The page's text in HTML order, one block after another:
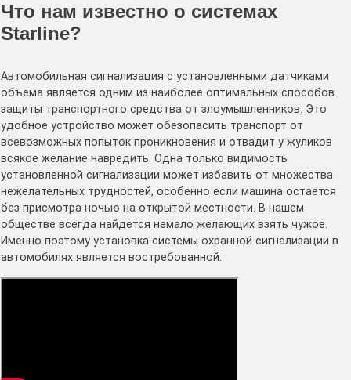
Что нам известно о системах
Starline?
Автомобильная сигнализация с установленными датчиками
объема является одним из наиболее оптимальных способов
защиты транспортного средства от злоумышленников. Это
удобное устройство может обезопасить транспорт от
всевозможных попыток проникновения и отвадит у жуликов
всякое желание навредить. Одна только видимость
установленной сигнализации может избавить от множества
нежелательных трудностей, особенно если машина остается
без присмотра ночью на открытой местности. В нашем
обществе всегда найдется немало желающих взять чужое.
Именно поэтому установка системы охранной сигнализации в
автомобилях является востребованной.